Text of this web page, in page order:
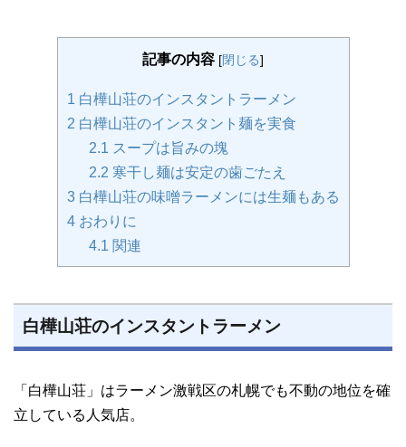
記事の内容 [閉じる]
1 白樺山荘のインスタントラーメン
2 白樺山荘のインスタント麺を実食
2.1 スープは旨みの塊
2.2 寒干し麺は安定の歯ごたえ
3白樺山荘の味噌ラーメンには生麺もある
4おわりに
4.1 関連
白樺山荘のインスタントラーメン
「白樺山荘」はラーメン激戦区の札幌でも不動の地位を確
立している人気店。